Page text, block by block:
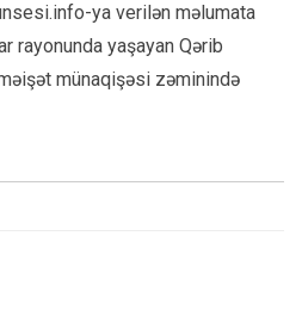
ya verilən məlumata
rayonunda yaşayan Qərib
münaqişəsi zəminində